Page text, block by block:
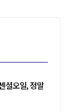
셜오일, 정말